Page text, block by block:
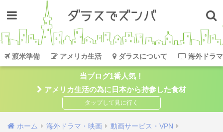
渡米準備 アメリカ生活 ダラスについて 海外ドラ
当ブログ1番人気！
アメリカ生活の為に日本から持参した食材
ホーム 海外ドラマ・映画 動画サービス・VPN